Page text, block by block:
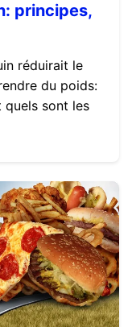
principes,
réduirait le
du poids:
sont les